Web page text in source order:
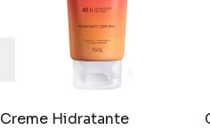
Creme Hidratante